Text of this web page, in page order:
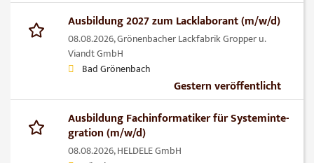
Ausbildung 2027 zum Lacklaborant (m/w/d)
08.08.2026,Grönenbacher Lackfabrik Gropper u.
Viandt GmbH
Bad Grönenbach
Gestern veröffentlicht
Ausbildung Fach­in­for­ma­ti­ker für Sys­tem­in­te­
gra­ti­on (m/w/d)
08.08.2026,HELDELE GmbH